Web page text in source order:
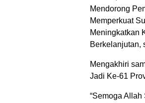
Mendorong
Memperkuat
Meningkatkan
Berkelanjutan,
Mengakhiri
Jadi Ke-61
“Semoga